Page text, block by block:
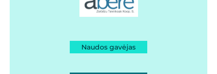
Naudos gavėjas